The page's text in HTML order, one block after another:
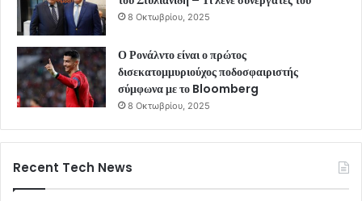
8 Οκτωβρίου, 2025
Ο Ρονάλντο είναι ο πρώτος
δισεκατομμυριούχος ποδοσφαιριστής
σύμφωνα με το Bloomberg
8 Οκτωβρίου, 2025
Recent Tech News